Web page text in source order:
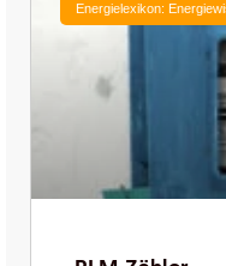
Energielexikon: